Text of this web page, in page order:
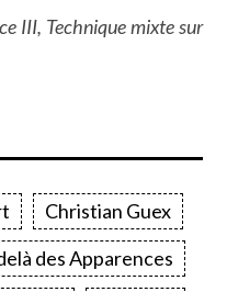
III, Technique mixte sur
Christian Guex
des Apparences